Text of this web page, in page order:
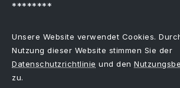
********
Copyright © by Weblinks4U.de – Alle
Unsere Website verwendet Cookies.
Nutzung dieser Website stimmen Sie der
Datenschutzrichtlinie und den
zu.